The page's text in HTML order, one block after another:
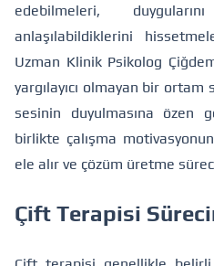
edebilmeleri,
anlaşılabildiklerini
Uzman Klinik Psikolog
yargılayıcı olmayan bir
sesinin duyulmasına özen
birlikte çalışma
ele alır ve çözüm üretme
Çift Terapisi